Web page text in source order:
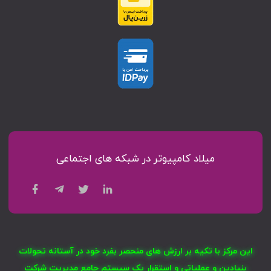
میلاد کامپیوتر در شبکه های اجتماعی
این مرکز با تکیه بر ارزش های منحصر بفرد خود در آستانه تحولات
بنیادین و عملیاتی و استقرار یک سیستم جامع مدیریت شرکت